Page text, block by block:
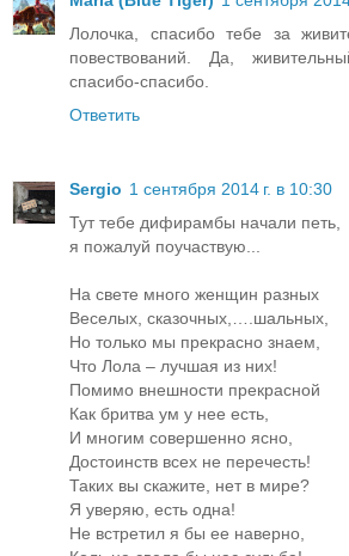
Лолочка, спасибо тебе за
повествований. Да,
спасибо-спасибо.
Ответить
Sergio 1 сентября 2014 г. в 10:30
Тут тебе дифирамбы начали петь,
я пожалуй поучаствую...
На свете много женщин разных
Веселых, сказочных,….шальных,
Но только мы прекрасно знаем,
Что Лола – лучшая из них!
Помимо внешности прекрасной
Как бритва ум у нее есть,
И многим совершенно ясно,
Достоинств всех не перечесть!
Таких вы скажите, нет в мире?
Я уверяю, есть одна!
Не встретил я бы ее наверно,